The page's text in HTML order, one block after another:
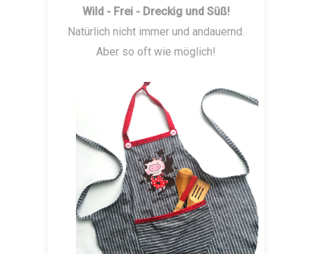
Wild - Frei - Dreckig und Süß!
Natürlich nicht immer und andauernd.
Aber so oft wie möglich!